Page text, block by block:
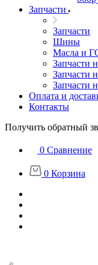
Запчасти
Запчасти
Шины
Масла и
Запчасти
Запчасти
Запчасти
Оплата и
Контакты
Получить обратный
0 Сравнение
0 Корзина